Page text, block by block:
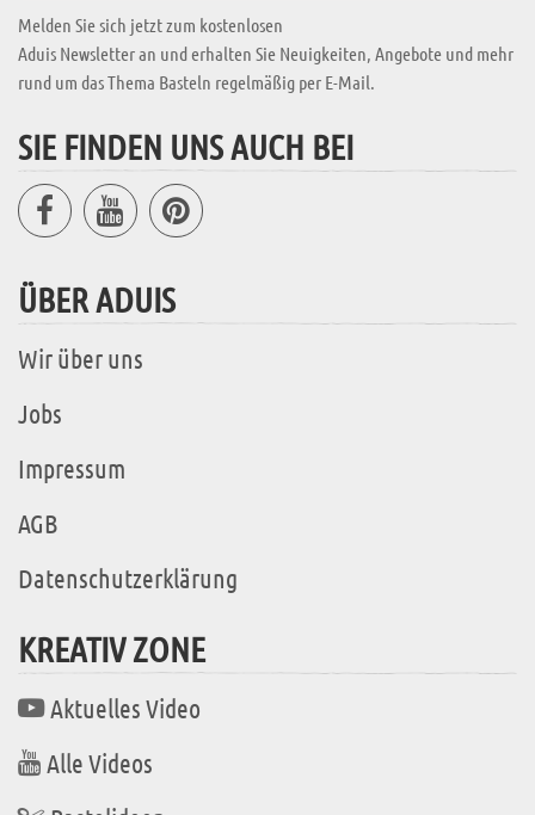
Melden Sie sich jetzt zum kostenlosen
Aduis Newsletter an und erhalten Sie Neuigkeiten, Angebote und mehr
rund um das Thema Basteln regelmäßig per E-Mail.
SIE FINDEN UNS AUCH BEI
ÜBER ADUIS
Wir über uns
Jobs
Impressum
AGB
Datenschutzerklärung
KREATIV ZONE
Aktuelles Video
Alle Videos